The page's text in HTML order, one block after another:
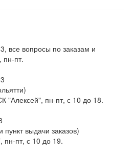
все вопросы по заказам и
пн-пт.
"Алексей", пн-пт, с 10 до 18.
выдачи заказов)
пн-пт, с 10 до 19.